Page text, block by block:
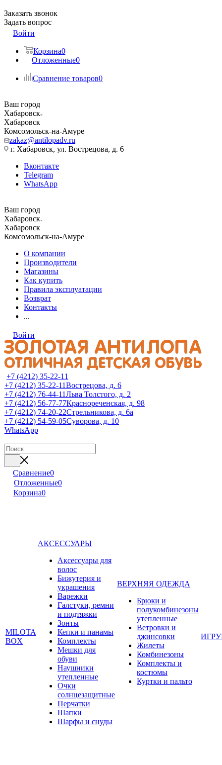
Заказать звонок
Задать вопрос
Войти
Корзина0
Отложенные0
Сравнение товаров0
Ваш город
Хабаровск
Хабаровск
Комсомольск-на-Амуре
zakaz@antilopadv.ru
г. Хабаровск, ул. Вострецова, д. 6
Вконтакте
Telegram
WhatsApp
Ваш город
Хабаровск
Хабаровск
Комсомольск-на-Амуре
О компании
Производители
Магазины
Как купить
Правила эксплуатации
Возврат
Контакты
...
Войти
+7 (4212) 35-22-11
+7 (4212) 35-22-11Вострецова, д. 6
+7 (4212) 76-44-11Льва Толстого, д. 2
+7 (4212) 56-77-77Краснореченская, д. 98
+7 (4212) 74-20-22Стрельникова, д. 6а
+7 (4212) 54-59-05Суворова, д. 10
WhatsApp
Сравнение0
Отложенные0
Корзина0
MILOTA
BOX
АКСЕССУАРЫ
Аксессуары для
волос
Бижутерия и
украшения
Варежки
Галстуки, ремни
и подтяжки
Зонты
Кепки и панамы
Комплекты
Мешки для
обуви
Наушники
утепленные
Очки
солнцезащитные
Перчатки
Шапки
Шарфы и снуды
ВЕРХНЯЯ ОДЕЖДА
Брюки и
полукомбинезоны
утепленные
Ветровки и
джинсовки
Жилеты
Комбинезоны
Комплекты и
костюмы
Куртки и пальто